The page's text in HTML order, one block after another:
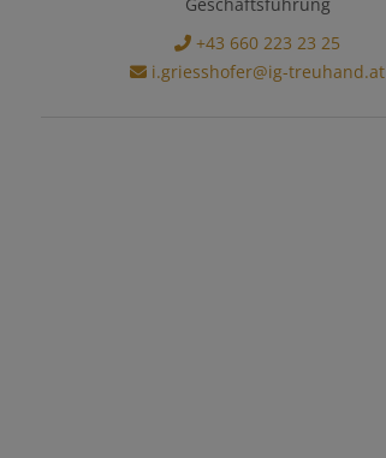
+43 660 223 23 25
i.griesshofer@ig-treuhand.at